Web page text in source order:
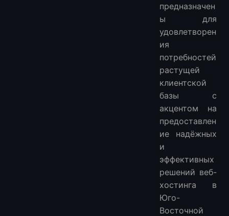
предназначен
ы для
удовлетворен
ия
потребностей
растущей
клиентской
базы с
акцентом на
предоставлен
ие надёжных
и
эффективных
решений веб-
хостинга в
Юго-
Восточной